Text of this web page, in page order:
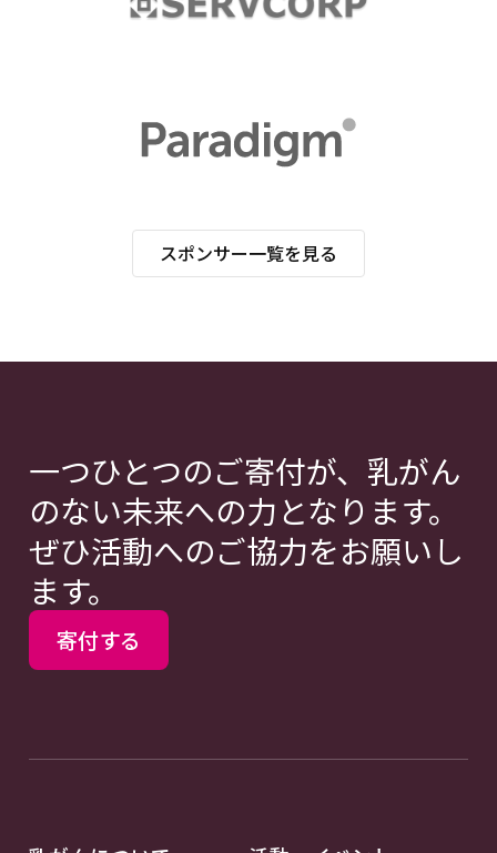
スポンサー一覧を見る
一つひとつのご寄付が、乳がん
のない未来への力となります。
ぜひ活動へのご協力をお願いし
ます。
寄付する